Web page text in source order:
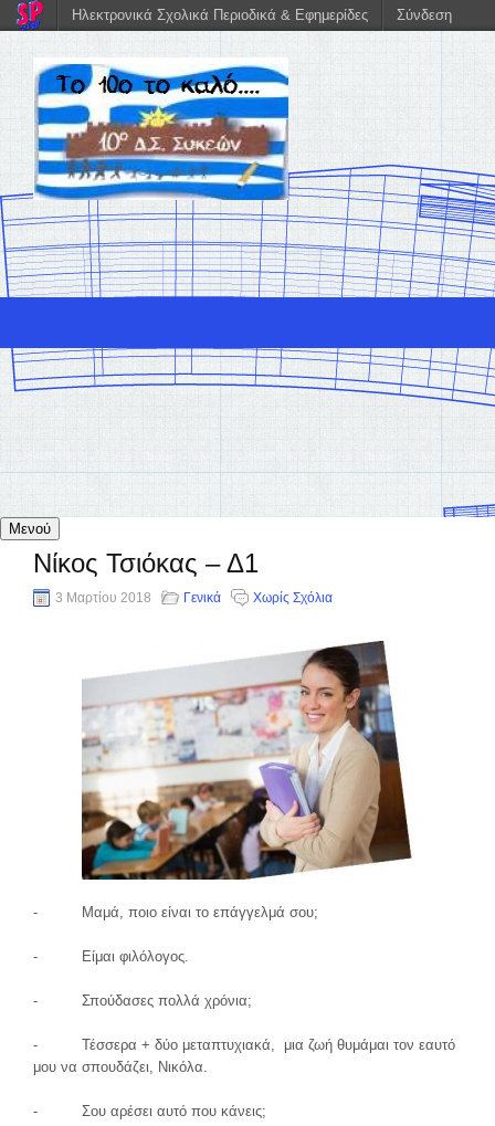
Μενού
Νίκος Τσιόκας – Δ1
3 Μαρτίου 2018 Γενικά Χωρίς Σχόλια
- Μαμά, ποιο είναι το επάγγελμά σου;
- Είμαι φιλόλογος.
- Σπούδασες πολλά χρόνια;
- Τέσσερα + δύο μεταπτυχιακά, μια ζωή θυμάμαι τον εαυτό
μου να σπουδάζει, Νικόλα.
- Σου αρέσει αυτό που κάνεις;
Ηλεκτρονικά Σχολικά Περιοδικά & Εφημερίδες Σύνδεση